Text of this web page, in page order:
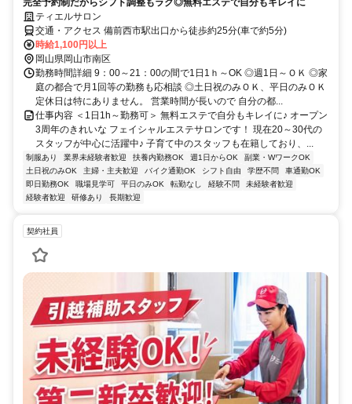
完全予約制だからシフト調整もラク◎無料エステで自分もキレイに
ティエルサロン
交通・アクセス 備前西市駅出口から徒歩約25分(車で約5分)
時給1,100円以上
岡山県岡山市南区
勤務時間詳細 9：00～21：00の間で1日1ｈ～OK ◎週1日～ＯＫ ◎家
庭の都合で月1回等の勤務も応相談 ◎土日祝のみＯＫ、平日のみＯＫ
定休日は特にありません。 営業時間が長いので 自分の都...
仕事内容 ＜1日1h～勤務可＞ 無料エステで自分もキレイに♪ オープン
3周年のきれいな フェイシャルエステサロンです！ 現在20～30代の
スタッフが中心に活躍中♪ 子育て中のスタッフも在籍しており、...
制服あり 業界未経験者歓迎 扶養内勤務OK 週1日からOK
副業・WワークOK
土日祝のみOK
主婦・主夫歓迎 バイク通勤OK シフト自由 学歴不問
車通勤OK
即日勤務OK
職場見学可 平日のみOK 転勤なし 経験不問
未経験者歓迎
経験者歓迎
研修あり 長期歓迎
契約社員